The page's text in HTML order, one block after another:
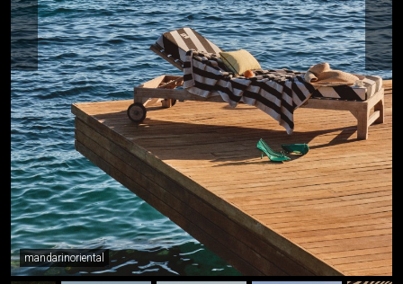
mandarinoriental